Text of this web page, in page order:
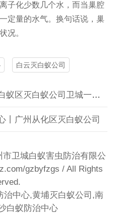
子化少数几个水，而当巢腔
定量的水气。换句话说，巢
况。
白云灭白蚁公司
上一篇：白云区白蚁防治，白蚁区灭白蚁公司卫城一对一服务跟进
丨广州从化区灭白蚁公司
卫城白蚁害虫防治有限公
gzbyfzgs / All Rights
治中心,黄埔灭白蚁公司,南
白蚁防治中心